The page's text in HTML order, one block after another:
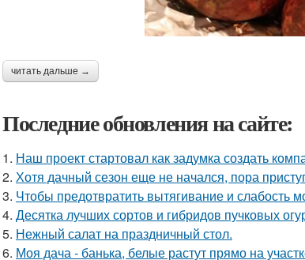
читать дальше →
Последние обновления на сайте:
1. Наш проект стартовал как задумка создать
2. Хотя дачный сезон еще не начался, пора
3. Чтобы предотвратить вытягивание и
4. Десятка лучших сортов и гибридов пучковых
5. Нежный салат на праздничный стол.
6. Моя дача - банька, белые растут прямо на